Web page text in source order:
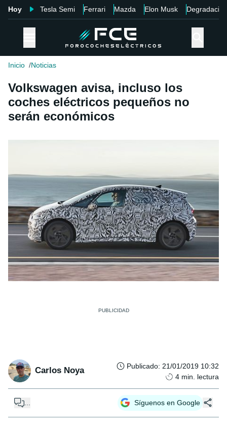
Hoy Tesla Semi Ferrari Mazda Elon Musk Degradación
Inicio Noticias
Volkswagen avisa, incluso los
coches eléctricos pequeños no
serán económicos
Carlos Noya Publicado: 21/01/2019 10:32
4 min. lectura
Síguenos en Google